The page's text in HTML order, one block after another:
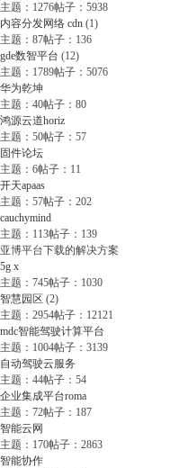
主题：1276帖子：5938
内容分发网络 cdn (1)
主题：87帖子：136
gde数智平台 (12)
主题：1789帖子：5076
华为乾坤
主题：40帖子：80
鸿源云道horiz
主题：50帖子：57
固件论坛
主题：6帖子：11
开天apaas
主题：57帖子：202
cauchymind
主题：113帖子：139
亚博平台下载的解决方案
5g x
主题：745帖子：1030
智慧园区 (2)
主题：2954帖子：12121
mdc智能驾驶计算平台
主题：1004帖子：3139
自动驾驶云服务
主题：44帖子：54
企业集成平台roma
主题：72帖子：187
智能云网
主题：170帖子：2863
智能协作